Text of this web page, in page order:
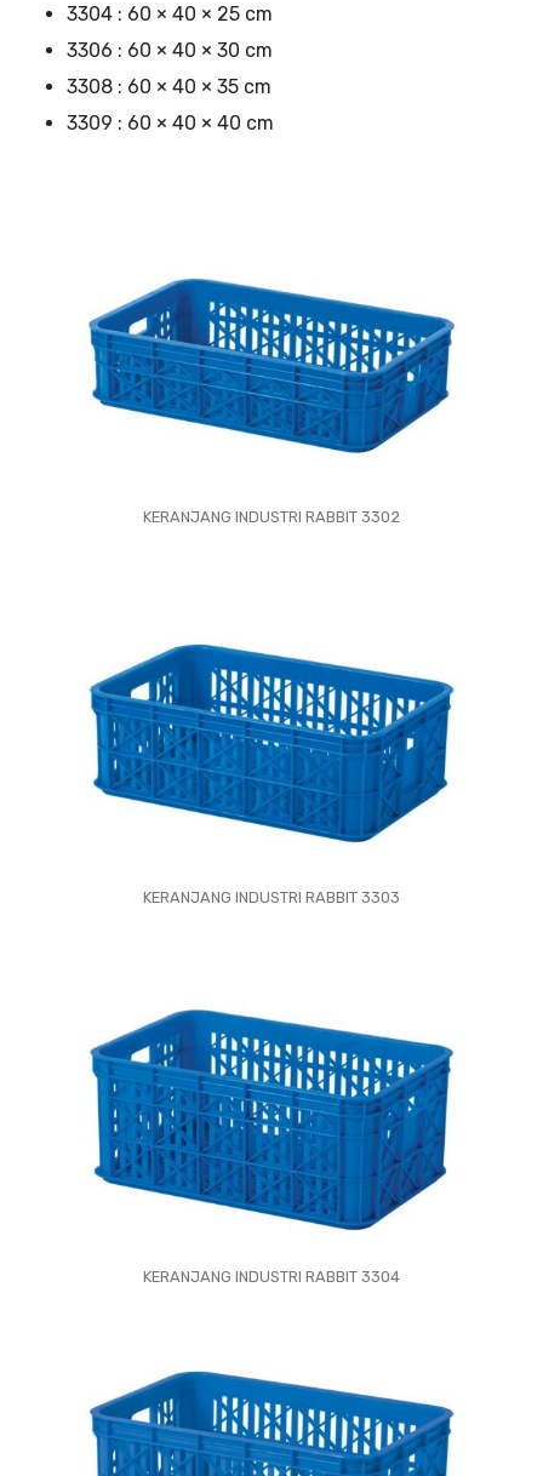
3304 : 60 × 40 × 25 cm
3306 : 60 × 40 × 30 cm
3308 : 60 × 40 × 35 cm
3309 : 60 × 40 × 40 cm
KERANJANG INDUSTRI RABBIT 3302
KERANJANG INDUSTRI RABBIT 3303
KERANJANG INDUSTRI RABBIT 3304